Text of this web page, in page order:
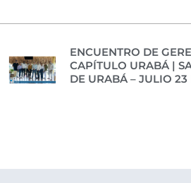
ENCUENTRO DE
CAPÍTULO URABÁ |
DE URABÁ – JULIO